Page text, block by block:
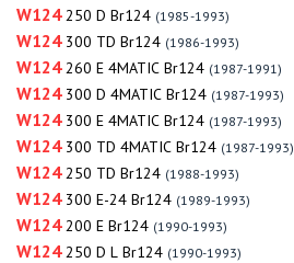
W124250 D Br124 (1985-1993)
W124 300 TD Br124 (1986-1993)
W124260 E 4MATIC Br124 (1987-1991)
W124 300 D 4MATIC Br124 (1987-1993)
W124 300 E 4MATIC Br124 (1987-1993)
W124 300 TD 4MATIC Br124 (1987-1993)
W124250 TD Br124 (1988-1993)
W124 300 E-24 Br124 (1989-1993)
W124200 E Br124 (1990-1993)
W124250 D L Br124 (1990-1993)